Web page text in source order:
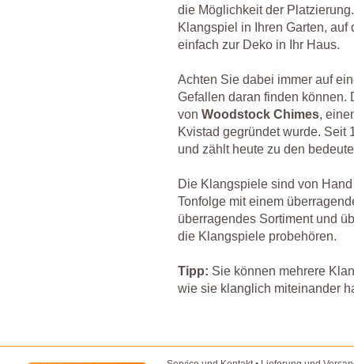
die Möglichkeit der
Klangspiel in Ihren Garten, auf
einfach zur Deko in Ihr Haus.
Achten Sie dabei immer auf
Gefallen daran finden
von Woodstock Chimes,
Kvistad gegründet wurde. Seit
und zählt heute zu den
Die Klangspiele sind von
Tonfolge mit einem
überragendes Sortiment und
die Klangspiele probehören.
Tipp: Sie können mehrere
wie sie klanglich miteinander